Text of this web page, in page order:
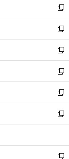
く
で
開
く
ド
ウ
で
開
く
ィ
ン
ド
ウ
で
開
く
い
ウ
ィ
ン
ド
ウ
で
開
く
新
し
い
ウ
ィ
ン
ド
ウ
で
開
く
新
し
い
ウ
ィ
ン
ド
ウ
で
開
新
し
い
ウ
ィ
ン
ド
ウ
開
く
新
し
い
ウ
ィ
ン
ウ
で
新
し
い
ウ
ン
ド
新
し
ウ
ィ